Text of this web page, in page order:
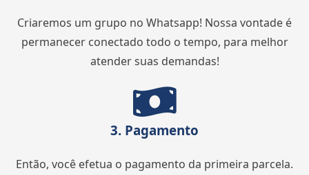
Criaremos um grupo no Whatsapp! Nossa vontade é
permanecer conectado todo o tempo, para melhor
atender suas demandas!
3. Pagamento
Então, você efetua o pagamento da primeira parcela.